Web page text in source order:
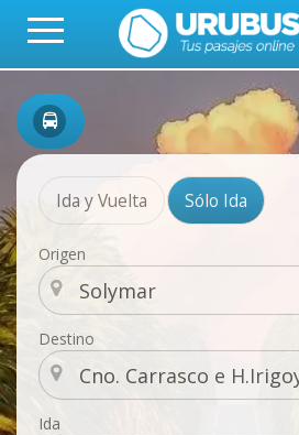
Ida y Vuelta Sólo Ida
Origen
Destino
Ida